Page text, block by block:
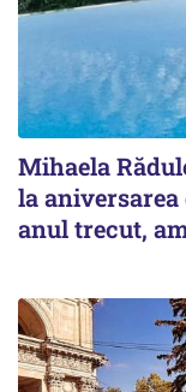
Mihaela
la aniversarea
anul trecut,